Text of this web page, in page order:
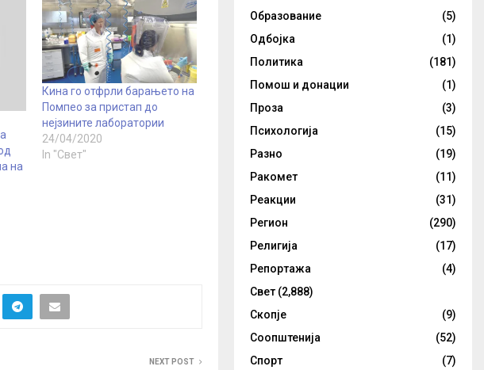
на
Кина го отфрли барањето на
Помпео за пристап до
нејзините лаборатории
24/04/2020
In "Свет"
NEXT POST
Образование
(5)
Одбојка
(1)
Политика
(181)
Помош и донации
(1)
Проза
(3)
Психологија
(15)
Разно
(19)
Ракомет
(11)
Реакции
(31)
Регион
(290)
Религија
(17)
Репортажа
(4)
Свет (2,888)
Скопје
(9)
Соопштенија
(52)
Спорт
(7)